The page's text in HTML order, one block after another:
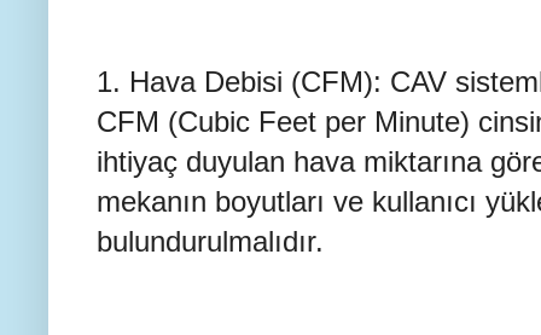
1. Hava Debisi (CFM): CAV
CFM (Cubic Feet per Minute)
ihtiyaç duyulan hava miktarına
mekanın boyutları ve kullanıcı
bulundurulmalıdır.